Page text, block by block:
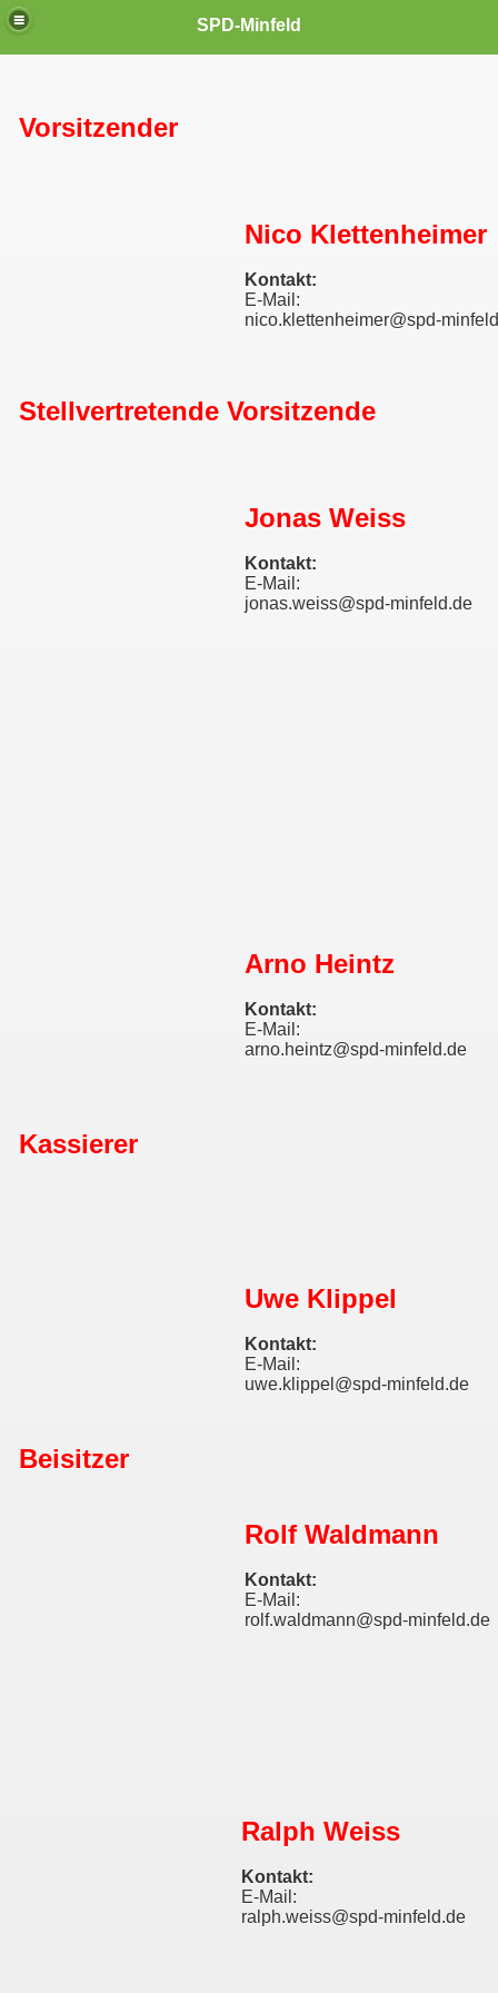
SPD-Minfeld
Vorsitzender
Nico Klettenheimer
Kontakt:
E-Mail:
nico.klettenheimer@spd-
Stellvertretende Vorsitzende
Jonas Weiss
Kontakt:
E-Mail:
jonas.weiss@spd-minfeld.de
Arno Heintz
Kontakt:
E-Mail:
arno.heintz@spd-minfeld.de
Kassierer
Uwe Klippel
Kontakt:
E-Mail:
uwe.klippel@spd-minfeld.de
Beisitzer
Rolf Waldmann
Kontakt:
E-Mail:
rolf.waldmann@spd-minfeld.de
Ralph Weiss
Kontakt:
E-Mail:
ralph.weiss@spd-minfeld.de